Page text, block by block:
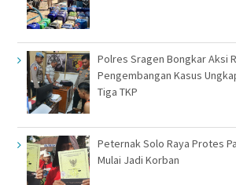
Polres Sragen Bongkar Aksi
Pengembangan Kasus
Tiga TKP
Peternak Solo Raya Protes
Mulai Jadi Korban